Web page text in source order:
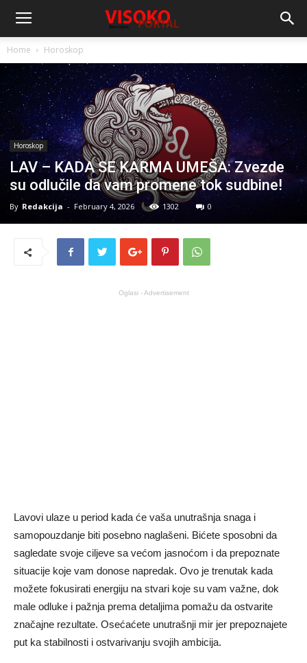
Home Horoskop
Horoskop
LAV – KADA SE KARMA UMEŠA: Zvezde
su odlučile da vam promene tok sudbine!
By Redakcija - February 4, 2026 1302 0
Oglasi - Advertisement
Lavovi ulaze u period kada će vaša unutrašnja snaga i
samopouzdanje biti posebno naglašeni. Bićete sposobni da
sagledate svoje ciljeve sa većom jasnoćom i da prepoznate
situacije koje vam donose napredak. Ovo je trenutak kada
možete fokusirati energiju na stvari koje su vam važne, dok
male odluke i pažnja prema detaljima pomažu da ostvarite
značajne rezultate. Osećaćete unutrašnji mir jer prepoznajete
put ka stabilnosti i ostvarivanju svojih ambicija.